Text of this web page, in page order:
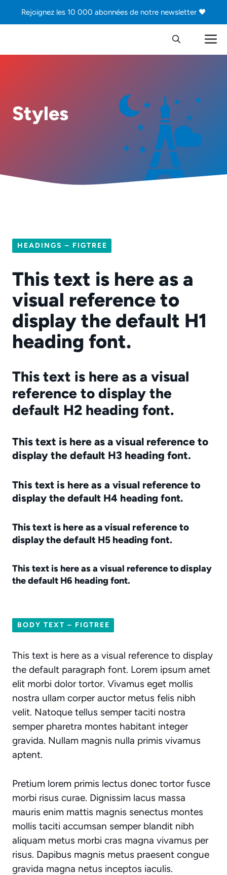
Rejoignez les 10 000 abonnées de notre newsletter 🖤
Styles
HEADINGS – FIGTREE
This text is here as a
visual reference to
display the default H1
heading font.
This text is here as a visual
reference to display the
default H2 heading font.
This text is here as a visual reference to
display the default H3 heading font.
This text is here as a visual reference to
display the default H4 heading font.
This text is here as a visual reference to
display the default H5 heading font.
This text is here as a visual reference to display
the default H6 heading font.
BODY TEXT – FIGTREE
This text is here as a visual reference to display
the default paragraph font. Lorem ipsum amet
elit morbi dolor tortor. Vivamus eget mollis
nostra ullam corper auctor metus felis nibh
velit. Natoque tellus semper taciti nostra
semper pharetra montes habitant integer
gravida. Nullam magnis nulla primis vivamus
aptent.
Pretium lorem primis lectus donec tortor fusce
morbi risus curae. Dignissim lacus massa
mauris enim mattis magnis senectus montes
mollis taciti accumsan semper blandit nibh
aliquam metus morbi cras magna vivamus per
risus. Dapibus magnis metus praesent congue
gravida magna netus inceptos iaculis.